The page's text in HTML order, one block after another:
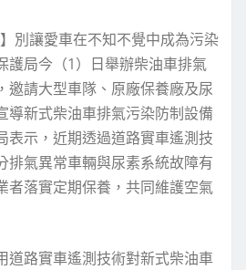
別讓愛車在不知不覺中成為污染
護局今（1）日舉辦柴油車排氣
邀請大型車隊、原廠保養廠及尿
導新式柴油車排氣污染防制設備
表示，近期透過道路實車遙測技
排氣異常車輛與尿素系統故障有
者落實定期保養，共同維護空氣
道路實車遙測技術對新式柴油車